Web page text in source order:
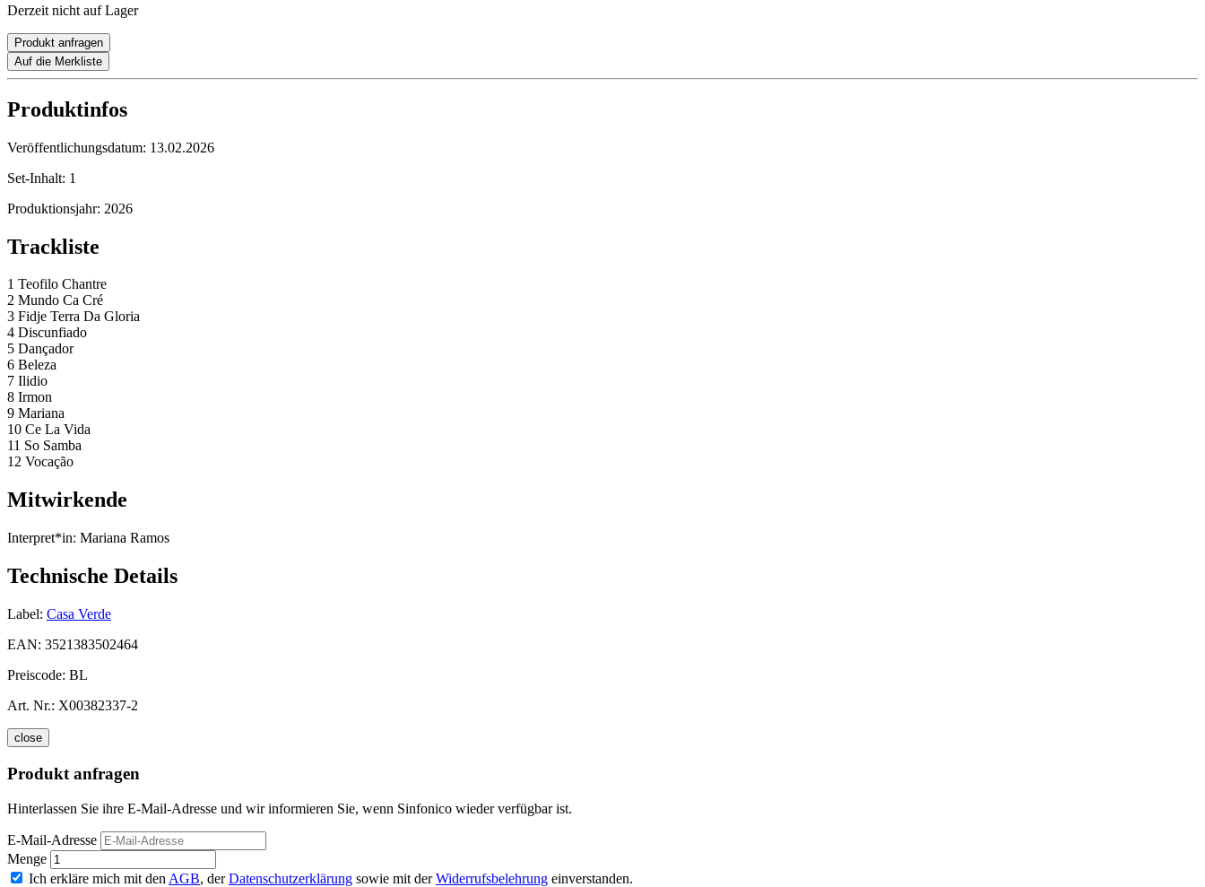
Derzeit nicht auf Lager
Produkt anfragen
Auf die Merkliste
Produktinfos
Veröffentlichungsdatum: 13.02.2026
Set-Inhalt: 1
Produktionsjahr: 2026
Trackliste
1 Teofilo Chantre
2 Mundo Ca Cré
3 Fidje Terra Da Gloria
4 Discunfiado
5 Dançador
6 Beleza
7 Ilidio
8 Irmon
9 Mariana
10 Ce La Vida
11 So Samba
12 Vocação
Mitwirkende
Interpret*in: Mariana Ramos
Technische Details
Label: Casa Verde
EAN: 3521383502464
Preiscode: BL
Art. Nr.: X00382337-2
close
Produkt anfragen
Hinterlassen Sie ihre E-Mail-Adresse und wir informieren Sie, wenn Sinfonico wieder verfügbar ist.
E-Mail-Adresse
Menge
Ich erkläre mich mit den AGB, derDatenschutzerklärung sowie mit derWiderrufsbelehrung einverstanden.